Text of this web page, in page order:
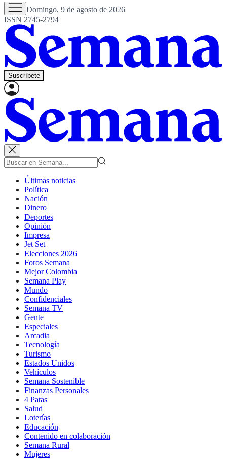
Domingo, 9 de agosto de 2026
ISSN 2745-2794
Suscríbete
Últimas noticias
Política
Nación
Dinero
Deportes
Opinión
Impresa
Jet Set
Elecciones 2026
Foros Semana
Mejor Colombia
Semana Play
Mundo
Confidenciales
Semana TV
Gente
Especiales
Arcadia
Tecnología
Turismo
Estados Unidos
Vehículos
Semana Sostenible
Finanzas Personales
4 Patas
Salud
Loterías
Educación
Contenido en colaboración
Semana Rural
Mujeres